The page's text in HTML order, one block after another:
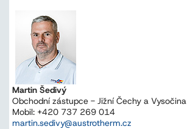
Martin Šedivý
Obchodní zástupce - Jižní Čechy a Vysočina
Mobil: +420 737 269 014
martin.sedivy@austrotherm.cz